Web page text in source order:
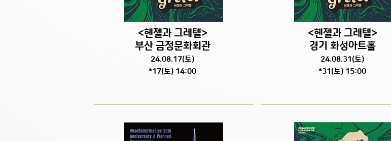
<헨젤과 그레텔>
부산 금정문화회관
24.08.17(토)
*17(토) 14:00
<헨젤과 그레텔>
경기 화성아트홀
24.08.31(토)
*31(토) 15:00